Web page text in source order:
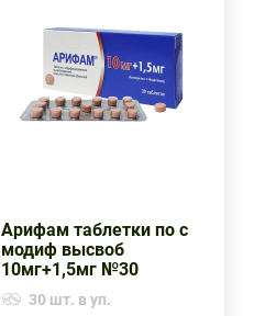
Арифам таблетки по с
модиф высвоб
10мг+1,5мг №30
30 шт. в уп.